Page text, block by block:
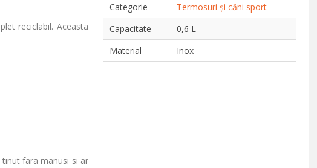
reciclabil. Aceasta
tinut fara manusi si ar
Categorie
Termosuri și căni sport
Capacitate
0,6 L
Material
Inox